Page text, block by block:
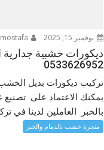
نوفمبر 15, 2025
ديكورات خشبية جدارية
0533626952
تركيب ديكورات بديل الخشب
يمكنك الاعتماد على
بالخبر العاملين لدينا في
منجرة خشب بالدمام والخبر